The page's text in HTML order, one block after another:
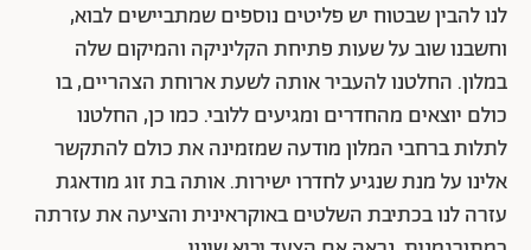
לנו להבין שבטוח יש פליטים נוספים שמתביישים לבוא,
וחשבנו שוב על שעות פתיחת הקליניקה והמיקום שלה
במלון. החלטנו להעביר אותה לשעת ארוחת הצהריים, בו
כולם יוצאים מהחדרים ומגיעים ללובי. כמו כן, החלטנו
לתלות ברחבי המלון מודעה שמזמינה את כולם להתקשר
אלינו על מנת שנגיע לחדרו ישירות. אותה בת זוג מודאגת
עזרה לנו בכתיבת השלטים באוקראינית והציעה את עזרתה